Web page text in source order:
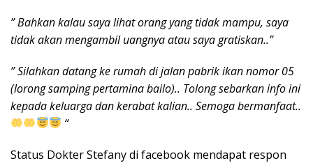
” Bahkan kalau saya lihat orang yang tidak mampu, saya
tidak akan mengambil uangnya atau saya gratiskan..”
” Silahkan datang ke rumah di jalan pabrik ikan nomor 05
(lorong samping pertamina bailo).. Tolong sebarkan info ini
kepada keluarga dan kerabat kalian.. Semoga bermanfaat..
“
Status Dokter Stefany di facebook mendapat respon